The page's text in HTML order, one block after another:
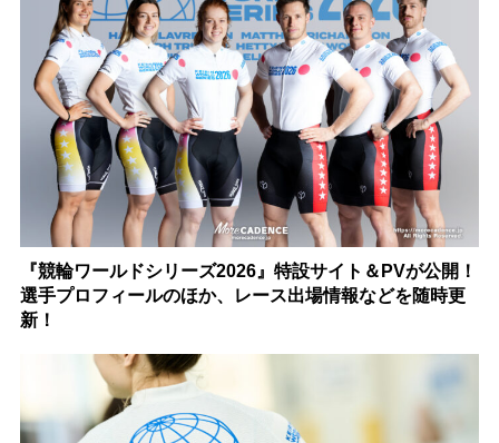
『競輪ワールドシリーズ2026』特設サイト＆PVが公開！
選手プロフィールのほか、レース出場情報などを随時更
新！